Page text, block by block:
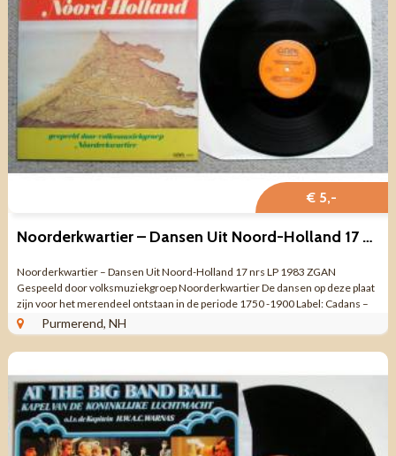
€ 5,-
Noorderkwartier – Dansen Uit Noord-Holland 17 nrs LP 1983 ZGAN
Noorderkwartier – Dansen Uit Noord-Holland 17 nrs LP 1983 ZGAN
Gespeeld door volksmuziekgroep Noorderkwartier De dansen op deze plaat
zijn voor het merendeel ontstaan in de periode 1750 -1900 Label: Cadans –
LP 15037 ...Purmerend, NH